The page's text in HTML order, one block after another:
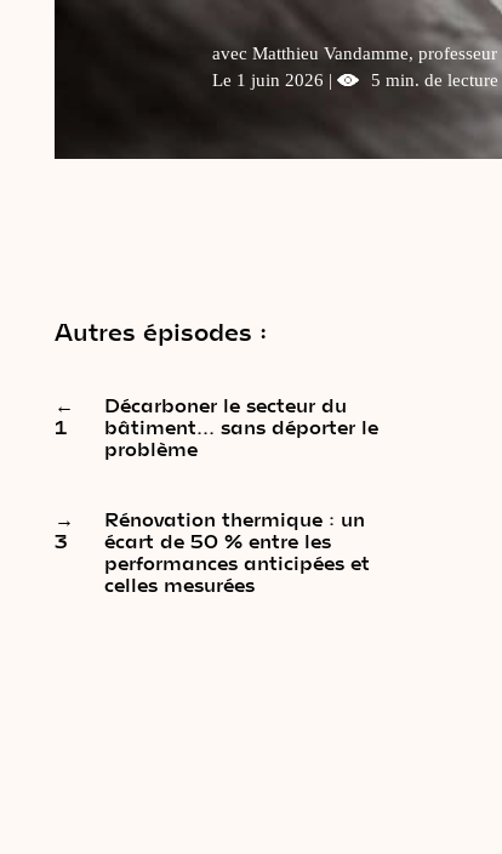
avec Matthieu Vandamme,
Le 1 juin 2026 |
5 min. de lecture
Autres épisodes :
←
1
Décarboner le secteur du
bâtiment… sans déporter le
problème
→
3
Rénovation thermique : un
écart de 50 % entre les
performances anticipées et
celles mesurées